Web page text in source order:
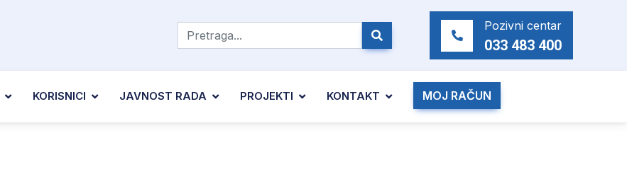
Pozivni centar
033 483 400
KORISNICI JAVNOST RADA PROJEKTI KONTAKT MOJ RAČUN